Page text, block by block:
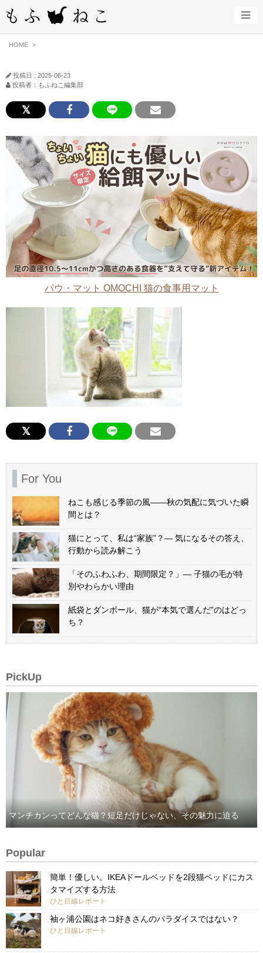
HOME
投稿日 : 2025-06-23
投稿者：もふねこ編集部
パウ・マット OMOCHI 猫の食事用マット
For You
ねこも感じる季節の風——秋の気配に気づいた瞬
間とは？
猫にとって、私は“家族”？— 気になるその答え、
行動から読み解こう
「そのふわふわ、期間限定？」— 子猫の毛が特
別やわらかい理由
紙袋とダンボール、猫が“本気で選んだ”のはどっ
ち？
PickUp
マンチカンってどんな猫？短足だけじゃない、その魅力に迫る
Popular
簡単！優しい。IKEAドールベッドを2段猫ベッドにカス
タマイズする方法
ひと目線レポート
袖ヶ浦公園はネコ好きさんのパラダイスではない？
ひと目線レポート